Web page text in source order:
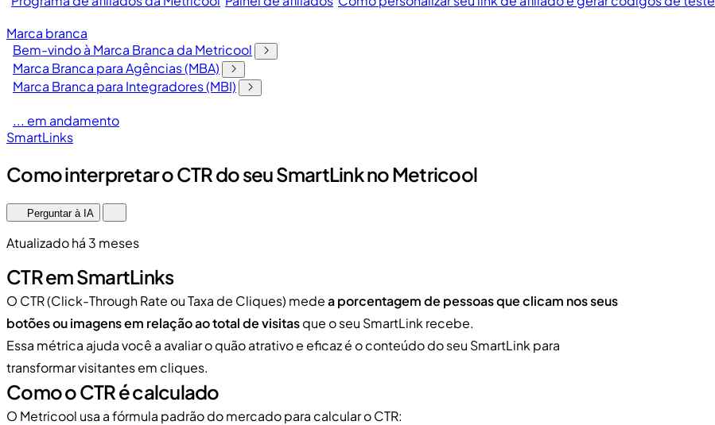
Marca branca
Bem-vindo à Marca Branca da Metricool
Marca Branca para Agências (MBA)
Marca Branca para Integradores (MBI)
... em andamento
SmartLinks
Como interpretar o CTR do seu SmartLink no Metricool
Perguntar à IA
Atualizado há 3 meses
CTR em SmartLinks
O CTR (Click-Through Rate ou Taxa de Cliques) medea porcentagem de pessoas que clicam nos seus
botões ou imagens em relação ao total de visitasque o seu SmartLink recebe.
Essa métrica ajuda você a avaliar o quão atrativo e eficaz é o conteúdo do seu SmartLink para
transformar visitantes em cliques.
Como o CTR é calculado
O Metricool usa a fórmula padrão do mercado para calcular o CTR: